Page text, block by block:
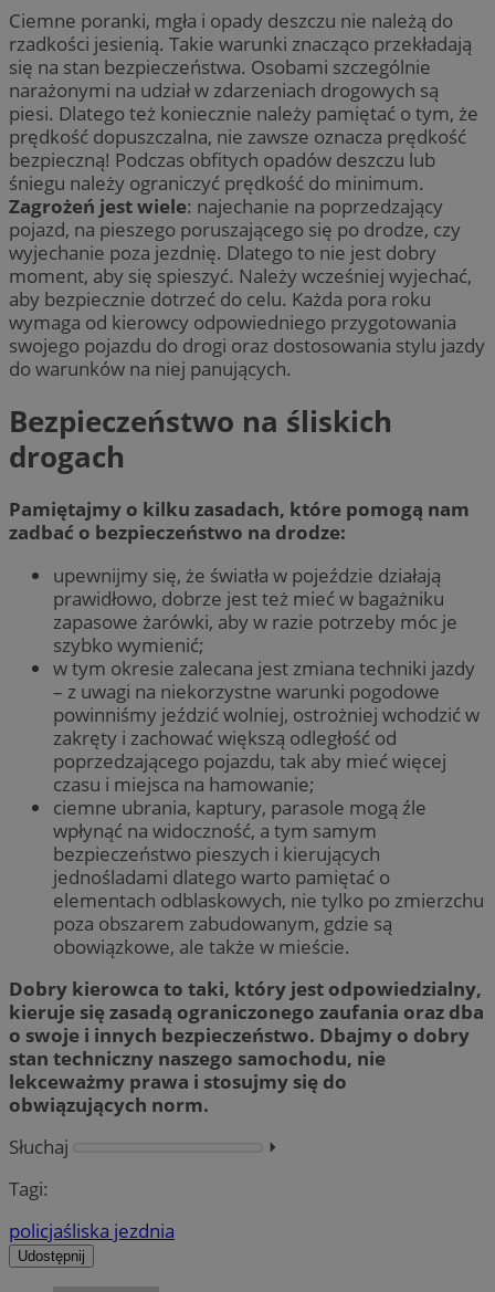
Ciemne poranki, mgła i opady deszczu nie należą do
rzadkości jesienią. Takie warunki znacząco przekładają
się na stan bezpieczeństwa. Osobami szczególnie
narażonymi na udział w zdarzeniach drogowych są
piesi. Dlatego też koniecznie należy pamiętać o tym, że
prędkość dopuszczalna, nie zawsze oznacza prędkość
bezpieczną! Podczas obfitych opadów deszczu lub
śniegu należy ograniczyć prędkość do minimum.
Zagrożeń jest wiele: najechanie na poprzedzający
pojazd, na pieszego poruszającego się po drodze, czy
wyjechanie poza jezdnię. Dlatego to nie jest dobry
moment, aby się spieszyć. Należy wcześniej wyjechać,
aby bezpiecznie dotrzeć do celu. Każda pora roku
wymaga od kierowcy odpowiedniego przygotowania
swojego pojazdu do drogi oraz dostosowania stylu jazdy
do warunków na niej panujących.
Bezpieczeństwo na śliskich
drogach
Pamiętajmy o kilku zasadach, które pomogą nam
zadbać o bezpieczeństwo na drodze:
upewnijmy się, że światła w pojeździe działają
prawidłowo, dobrze jest też mieć w bagażniku
zapasowe żarówki, aby w razie potrzeby móc je
szybko wymienić;
w tym okresie zalecana jest zmiana techniki jazdy
– z uwagi na niekorzystne warunki pogodowe
powinniśmy jeździć wolniej, ostrożniej wchodzić w
zakręty i zachować większą odległość od
poprzedzającego pojazdu, tak aby mieć więcej
czasu i miejsca na hamowanie;
ciemne ubrania, kaptury, parasole mogą źle
wpłynąć na widoczność, a tym samym
bezpieczeństwo pieszych i kierujących
jednośladami dlatego warto pamiętać o
elementach odblaskowych, nie tylko po zmierzchu
poza obszarem zabudowanym, gdzie są
obowiązkowe, ale także w mieście.
Dobry kierowca to taki, który jest odpowiedzialny,
kieruje się zasadą ograniczonego zaufania oraz dba
o swoje i innych bezpieczeństwo. Dbajmy o dobry
stan techniczny naszego samochodu, nie
lekceważmy prawa i stosujmy się do
obwiązujących norm.
Słuchaj
⏵︎
Tagi:
policjaśliska jezdnia
Udostępnij